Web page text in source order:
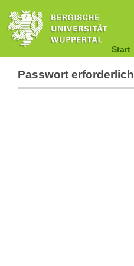
Start
Passwort erforderlich